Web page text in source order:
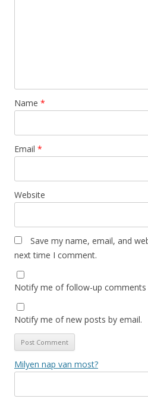
Name *
Email *
Website
Save my name, email, and
next time I comment.
Notify me of follow-up comments
Notify me of new posts by email.
Milyen nap van most?